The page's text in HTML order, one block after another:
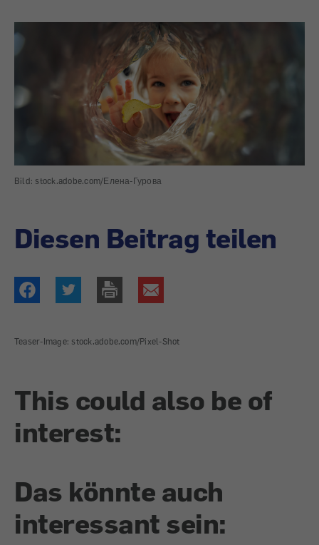
Bild: stock.adobe.com/Елена-Гурова
Diesen Beitrag teilen
Teaser-Image: stock.adobe.com/Pixel-Shot
This could also be of
interest:
Das könnte auch
interessant sein: